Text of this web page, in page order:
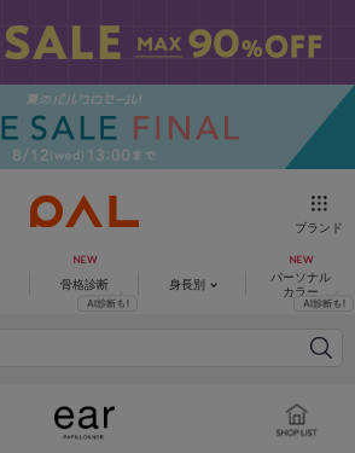
ブランド
骨格診断 身長別
パーソナル
カラー